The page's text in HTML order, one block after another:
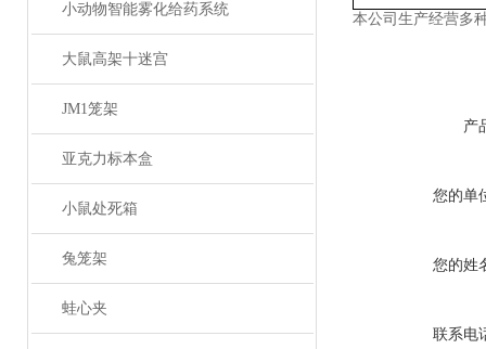
小动物智能雾化给药系统
大鼠高架十迷宫
JM1笼架
亚克力标本盒
小鼠处死箱
兔笼架
蛙心夹
本公司生产经营多
产
您的单
您的姓
联系电